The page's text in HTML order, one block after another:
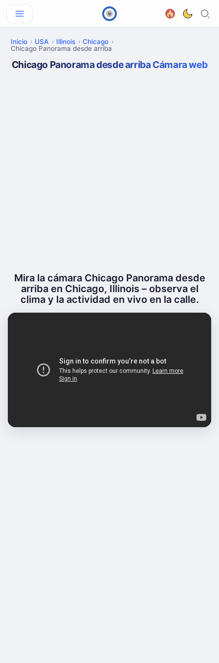
Inicio USA Illinois
Chicago
Chicago Panorama desde arriba
Chicago Panorama desde arriba Cámara web
Mira la cámara Chicago Panorama desde
arriba en Chicago, Illinois – observa el
clima y la actividad en vivo en la calle.